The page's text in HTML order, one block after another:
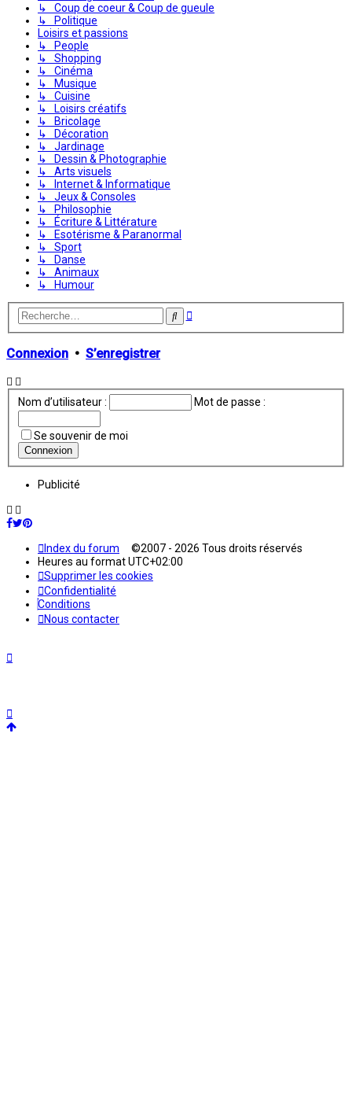
↳ Coup de coeur & Coup de gueule
↳ Politique
Loisirs et passions
↳ People
↳ Shopping
↳ Cinéma
↳ Musique
↳ Cuisine
↳ Loisirs créatifs
↳ Bricolage
↳ Décoration
↳ Jardinage
↳ Dessin & Photographie
↳ Arts visuels
↳ Internet & Informatique
↳ Jeux & Consoles
↳ Philosophie
↳ Écriture & Littérature
↳ Esotérisme & Paranormal
↳ Sport
↳ Danse
↳ Animaux
↳ Humour
Rechercher
Recherche
Connexion • S’enregistrer
Nom d’utilisateur : Mot de passe :
Se souvenir de moi
Publicité
Index du forum ©2007 - 2026 Tous droits réservés
Heures au formatUTC+02:00
Supprimer les cookies
Confidentialité
Conditions
Nous contacter